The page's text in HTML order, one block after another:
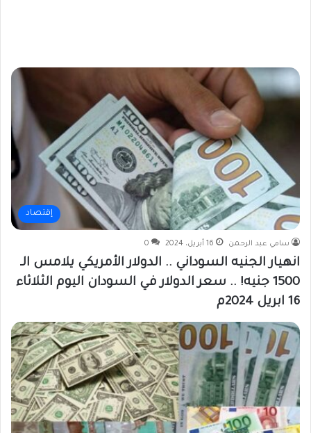
إقتصاد
سامي عبد الرحمن 16 أبريل، 2024 0
انهيار الجنيه السوداني .. الدولار الأمريكي يلامس الـ
1500 جنيه! .. سعر الدولار في السودان اليوم الثلاثاء
16 ابريل 2024م